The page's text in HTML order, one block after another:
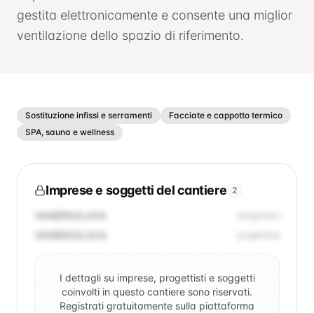
gestita elettronicamente e consente una miglior
ventilazione dello spazio di riferimento.
Sostituzione infissi e serramenti
Facciate e cappotto termico
SPA, sauna e wellness
Imprese e soggetti del cantiere 2
VANERIO/LUCA
VANERIO/LUCA
I dettagli su imprese, progettisti e soggetti
coinvolti in questo cantiere sono riservati.
Registrati gratuitamente sulla piattaforma